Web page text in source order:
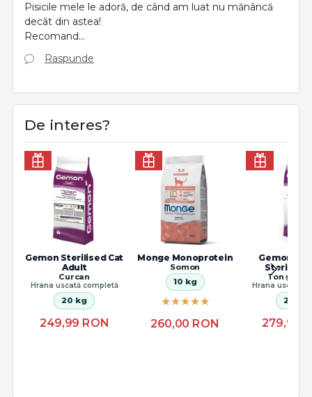
Pisicile mele le adoră, de când am luat nu mănâncă
decât din astea!
Recomand...
Raspunde
De interes?
Gemon Sterilised Cat
Adult
Curcan
Hrana uscată completă
20 kg
249,99 RON
Monge Monoprotein
Somon
10 kg
260,00 RON
Gemon
Sterilised
Ton și
Hrana uscată
20 kg
279,99